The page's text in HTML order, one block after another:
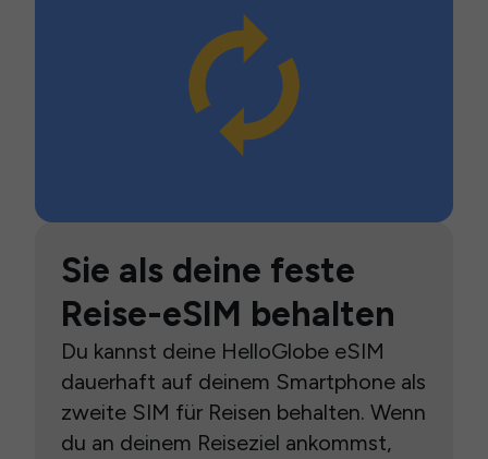
Sie als deine feste
Reise-eSIM behalten
Du kannst deine HelloGlobe eSIM
dauerhaft auf deinem Smartphone als
zweite SIM für Reisen behalten. Wenn
du an deinem Reiseziel ankommst,